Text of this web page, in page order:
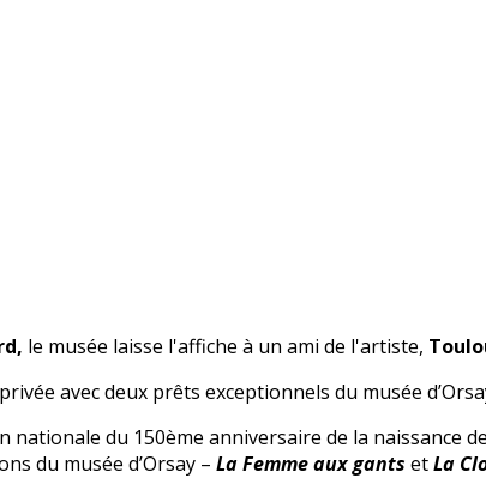
le musée laisse l'affiche à un ami de l'artiste,
avec deux prêts exceptionnels du musée
du 150ème anniversaire de la naissance
du musée d’Orsay – La Femme aux gants etLa